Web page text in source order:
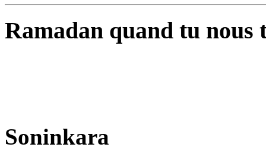
Ramadan quand tu nous
Soninkara